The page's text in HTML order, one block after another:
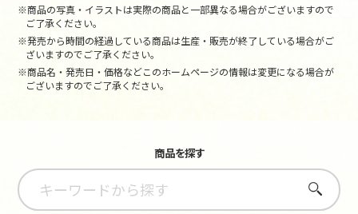
※商品の写真・イラストは実際の商品と一部異なる場合がございますので
ご了承ください。
※発売から時間の経過している商品は生産・販売が終了している場合がご
ざいますのでご了承ください。
※商品名・発売日・価格などこのホームページの情報は変更になる場合が
ございますのでご了承ください。
商品を探す
さがす